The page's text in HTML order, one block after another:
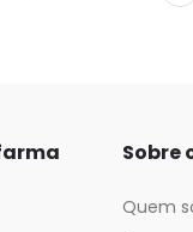
Sobre
Quem